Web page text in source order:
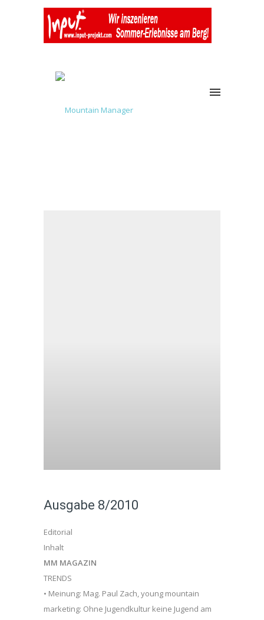
Ausgabe 8/2010
Editorial
Inhalt
MM MAGAZIN
TRENDS
• Meinung: Mag. Paul Zach, young mountain
marketing: Ohne Jugendkultur keine Jugend am